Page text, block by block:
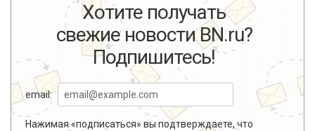
Хотите получать
свежие новости BN.ru?
Подпишитесь!
email:
Нажимая «подписаться» вы подтверждаете, что